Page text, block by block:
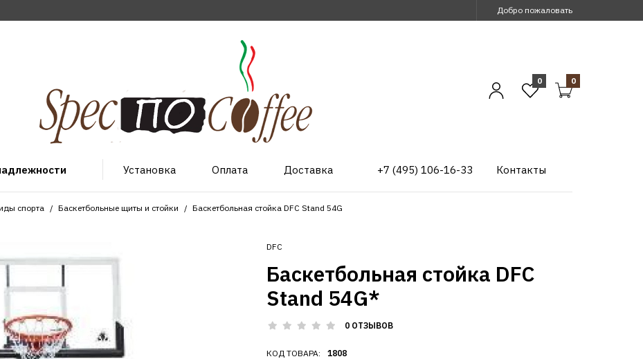
Добро пожаловать
0 0
Установка Оплата Доставка +7 (495) 106-16-33 Контакты
спорта Баскетбольные щиты и стойки Баскетбольная стойка DFC Stand 54G
DFC
Баскетбольная стойка DFC
Stand 54G*
0 ОТЗЫВОВ
КОД ТОВАРА:
1808